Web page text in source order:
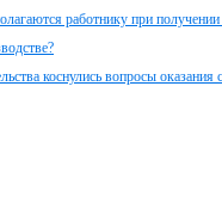
работнику при
коснулись вопросы